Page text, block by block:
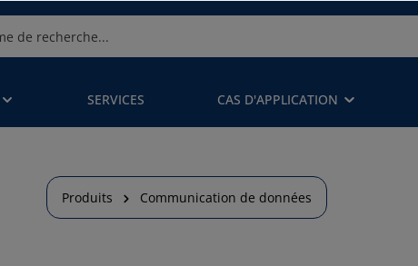
SERVICES CAS D'APPLICATION
Produits Communication de données